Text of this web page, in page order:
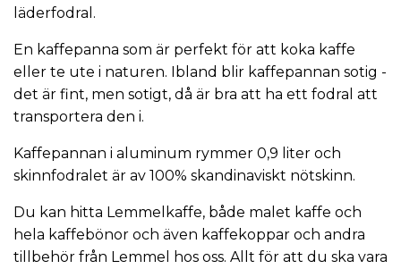
läderfodral.
En kaffepanna som är perfekt för att koka kaffe
eller te ute i naturen. Ibland blir kaffepannan sotig -
det är fint, men sotigt, då är bra att ha ett fodral att
transportera den i.
Kaffepannan i aluminum rymmer 0,9 liter och
skinnfodralet är av 100% skandinaviskt nötskinn.
Du kan hitta Lemmelkaffe, både malet kaffe och
hela kaffebönor och även kaffekoppar och andra
tillbehör från Lemmel
hos oss. Allt för att du ska vara